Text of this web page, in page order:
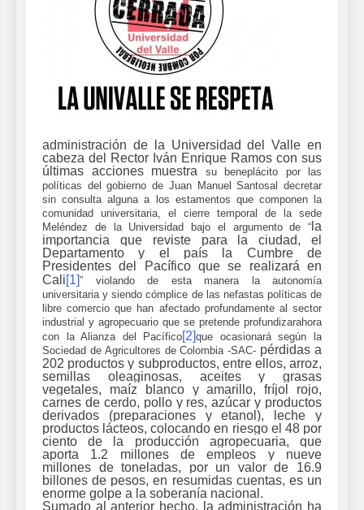
administración de la Universidad del Valle en
cabeza del Rector Iván Enrique Ramos con sus
últimas acciones muestra su beneplácito por las
políticas del gobierno de Juan Manuel Santosal decretar
sin consulta alguna a los estamentos que componen la
comunidad universitaria, el cierre temporal de la sede
Meléndez de la Universidad bajo el argumento de “ la
importancia que reviste para la ciudad, el
Departamento y el país la Cumbre de
Presidentes del Pacífico que se realizará en
Cali[1]” violando de esta manera la autonomía
universitaria y siendo cómplice de las nefastas políticas de
libre comercio que han afectado profundamente al sector
industrial y agropecuario que se pretende profundizarahora
con la Alianza del Pacífico[2]que ocasionará según la
Sociedad de Agricultores de Colombia -SAC- pérdidas a
202 productos y subproductos, entre ellos, arroz,
semillas oleaginosas, aceites y grasas
vegetales, maíz blanco y amarillo, fríjol rojo,
carnes de cerdo, pollo y res, azúcar y productos
derivados (preparaciones y etanol), leche y
productos lácteos, colocando en riesgo el 48 por
ciento de la producción agropecuaria, que
aporta 1.2 millones de empleos y nueve
millones de toneladas, por un valor de 16.9
billones de pesos, en resumidas cuentas, es un
enorme golpe a la soberanía nacional.
Sumado al anterior hecho, la administración ha